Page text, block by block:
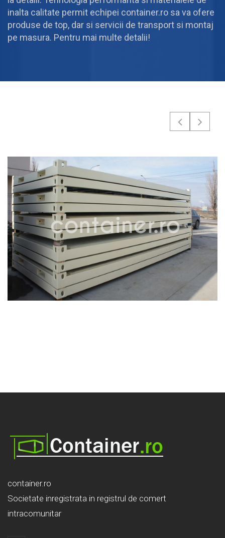
inalta calitate permit echipei container.ro sa va ofere
produse de top, dar si servicii de transport si montaj
pe masura. Pentru mai multe detalii!
container.ro
Societate inregistrata in registrul de comert
intracomunitar